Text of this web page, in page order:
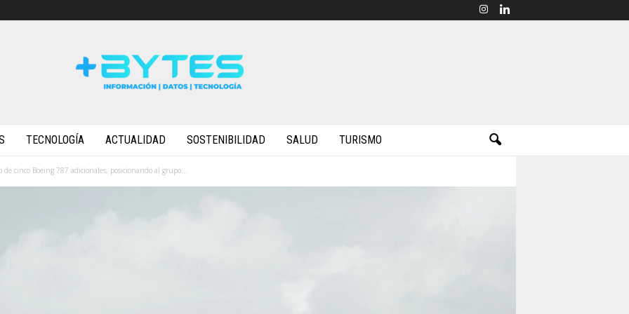
TECNOLOGÍA ACTUALIDAD SOSTENIBILIDAD SALUD TURISMO
cinco Boeing 787 adicionales, posicionando al grupo...